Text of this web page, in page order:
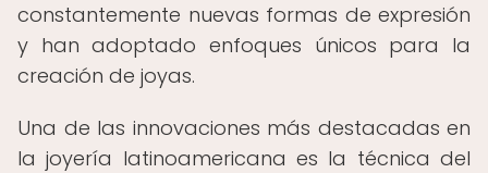
constantemente nuevas formas de expresión
y han adoptado enfoques únicos para la
creación de joyas.
Una de las innovaciones más destacadas en
la joyería latinoamericana es la técnica del